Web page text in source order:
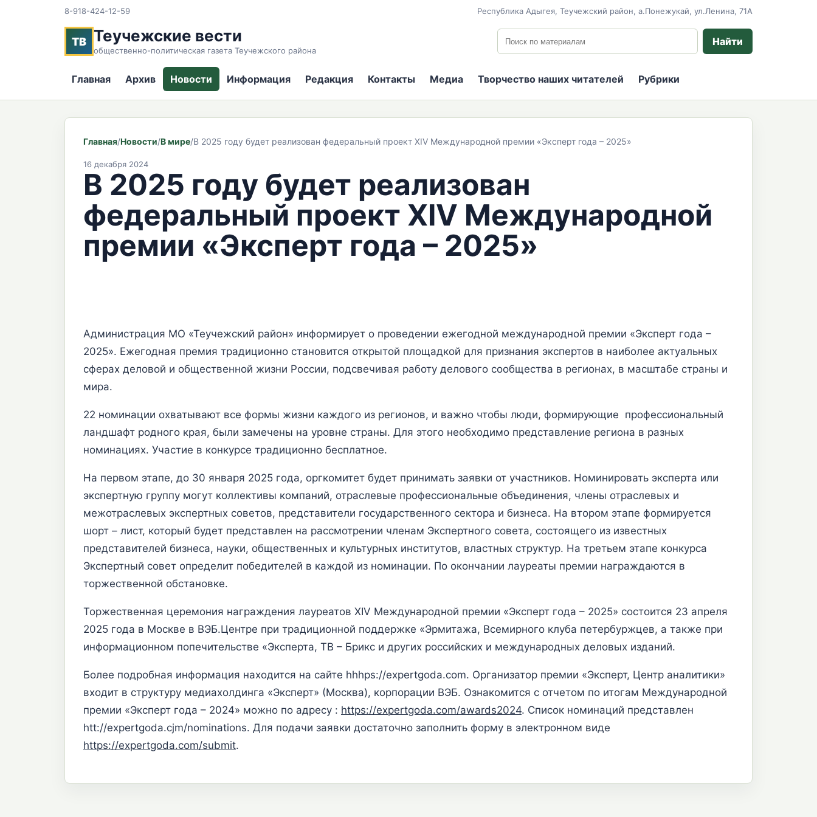
8-918-424-12-59 Республика Адыгея, Теучежский район, а.Понежукай, ул.Ленина, 71А
ТВ Теучежские вести
общественно-политическая газета Теучежского района
Поиск по сайту
Найти
Главная Архив Новости Информация Редакция Контакты Медиа Творчество наших читателей Рубрики
Главная/Новости/В мире/В 2025 году будет реализован федеральный проект XIV Международной премии «Эксперт года – 2025»
16 декабря 2024
В 2025 году будет реализован
федеральный проект XIV Международной
премии «Эксперт года – 2025»
Администрация МО «Теучежский район» информирует о проведении ежегодной международной премии «Эксперт года –
2025». Ежегодная премия традиционно становится открытой площадкой для признания экспертов в наиболее актуальных
сферах деловой и общественной жизни России, подсвечивая работу делового сообщества в регионах, в масштабе страны и
мира.
22 номинации охватывают все формы жизни каждого из регионов, и важно чтобы люди, формирующие профессиональный
ландшафт родного края, были замечены на уровне страны. Для этого необходимо представление региона в разных
номинациях. Участие в конкурсе традиционно бесплатное.
На первом этапе, до 30 января 2025 года, оргкомитет будет принимать заявки от участников. Номинировать эксперта или
экспертную группу могут коллективы компаний, отраслевые профессиональные объединения, члены отраслевых и
межотраслевых экспертных советов, представители государственного сектора и бизнеса. На втором этапе формируется
шорт – лист, который будет представлен на рассмотрении членам Экспертного совета, состоящего из известных
представителей бизнеса, науки, общественных и культурных институтов, властных структур. На третьем этапе конкурса
Экспертный совет определит победителей в каждой из номинации. По окончании лауреаты премии награждаются в
торжественной обстановке.
Торжественная церемония награждения лауреатов XIV Международной премии «Эксперт года – 2025» состоится 23 апреля
2025 года в Москве в ВЭБ.Центре при традиционной поддержке «Эрмитажа, Всемирного клуба петербуржцев, а также при
информационном попечительстве «Эксперта, ТВ – Брикс и других российских и международных деловых изданий.
Более подробная информация находится на сайте hhhps://expertgoda.com. Организатор премии «Эксперт, Центр аналитики»
входит в структуру медиахолдинга «Эксперт» (Москва), корпорации ВЭБ. Ознакомится с отчетом по итогам Международной
премии «Эксперт года – 2024» можно по адресу : https://expertgoda.com/awards2024. Список номинаций представлен
htt://expertgoda.cjm/nominations. Для подачи заявки достаточно заполнить форму в электронном виде
https://expertgoda.com/submit.